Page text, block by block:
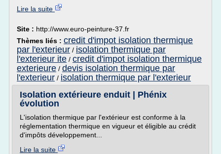
Lire la suite
Site : http://www.euro-peinture-37.fr
Thèmes liés : credit d'impot isolation thermique
par l'exterieur / isolation thermique par
l'exterieur ite / credit d'impot isolation thermique
exterieure / devis isolation thermique par
l'exterieur / isolation thermique par l'exterieur
Isolation extérieure enduit | Phénix
évolution
L'isolation thermique par l'extérieur est conforme à la
réglementation thermique en vigueur et éligible au crédit
d'impôts développement...
Lire la suite